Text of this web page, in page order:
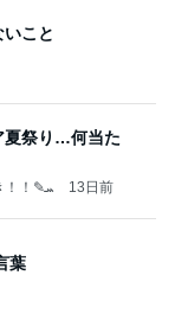
こと
夏祭り…何当た
高校生Dヲタ Ꭰ-ᎮꭵꭹꭴのDisneyにっき！！✎ܚ 13日前
葉